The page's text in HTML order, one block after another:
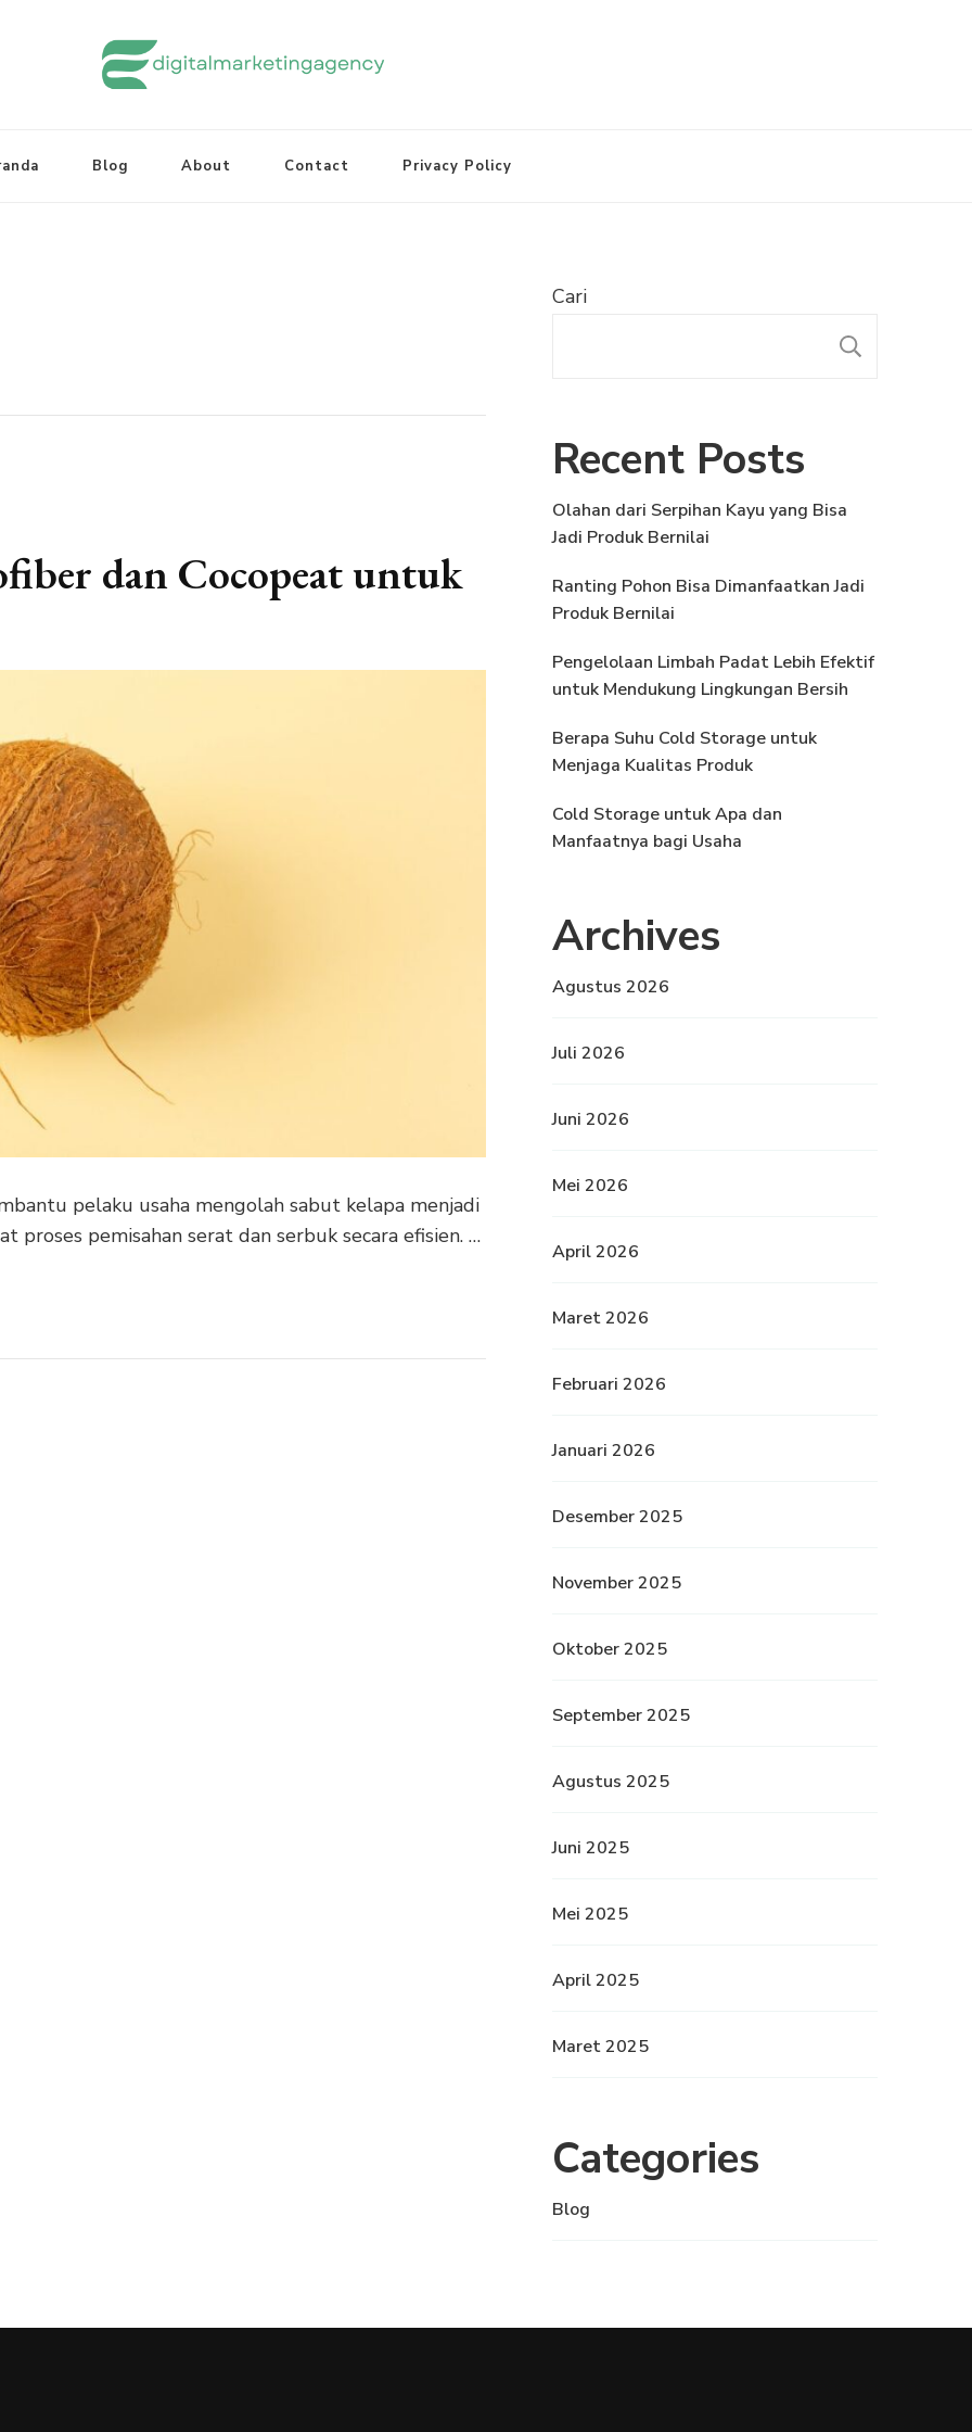
Blog About Contact Privacy Policy
dan Cocopeat untuk
pelaku usaha mengolah sabut kelapa menjadi
proses pemisahan serat dan serbuk secara efisien. …
Cari
Recent Posts
Olahan dari Serpihan Kayu yang Bisa
Jadi Produk Bernilai
Ranting Pohon Bisa Dimanfaatkan Jadi
Produk Bernilai
Pengelolaan Limbah Padat Lebih Efektif
untuk Mendukung Lingkungan Bersih
Berapa Suhu Cold Storage untuk
Menjaga Kualitas Produk
Cold Storage untuk Apa dan
Manfaatnya bagi Usaha
Archives
Agustus 2026
Juli 2026
Juni 2026
Mei 2026
April 2026
Maret 2026
Februari 2026
Januari 2026
Desember 2025
November 2025
Oktober 2025
September 2025
Agustus 2025
Juni 2025
Mei 2025
April 2025
Maret 2025
Categories
Blog